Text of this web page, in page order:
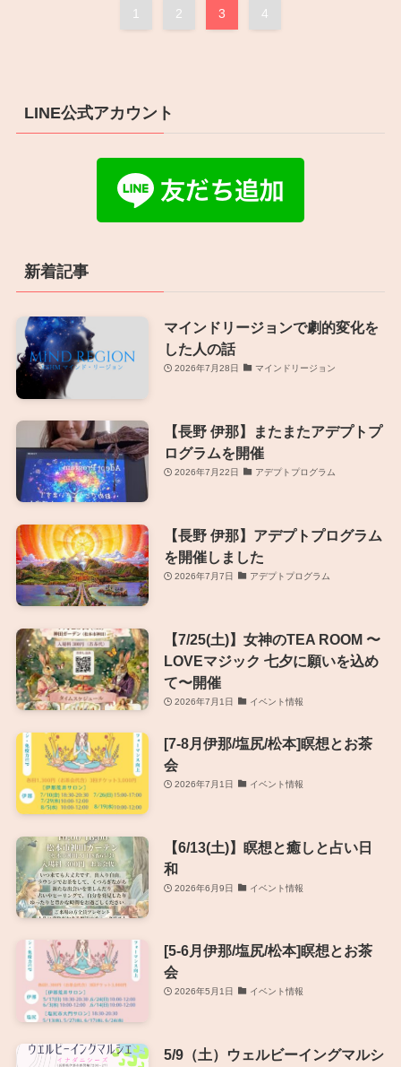
1 2 3 4
LINE公式アカウント
新着記事
マインドリージョンで劇的変化を
した人の話
2026年7月28日 マインドリージョン
【長野 伊那】またまたアデプトプ
ログラムを開催
2026年7月22日 アデプトプログラム
【長野 伊那】アデプトプログラム
を開催しました
2026年7月7日 アデプトプログラム
【7/25(土)】女神のTEA ROOM 〜
LOVEマジック 七夕に願いを込め
て〜開催
2026年7月1日 イベント情報
[7-8月伊那/塩尻/松本]瞑想とお茶
会
2026年7月1日 イベント情報
【6/13(土)】瞑想と癒しと占い日
和
2026年6月9日 イベント情報
[5-6月伊那/塩尻/松本]瞑想とお茶
会
2026年5月1日 イベント情報
5/9（土）ウェルビーイングマルシ